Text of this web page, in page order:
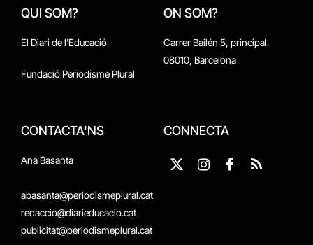
QUI SOM?
El Diari de l'Educació
Fundació Periodisme Plural
ON SOM?
Carrer Bailén 5, principal.
08010, Barcelona
CONTACTA'NS
Ana Basanta
abasanta@periodismeplural.cat
redaccio@diarieducacio.cat
publicitat@periodismeplural.cat
CONNECTA
X
InstagramFacebook
RSS